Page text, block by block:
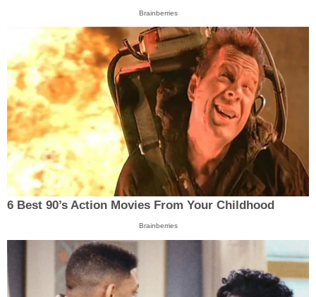
Brainberries
6 Best 90’s Action Movies From Your Childhood
Brainberries